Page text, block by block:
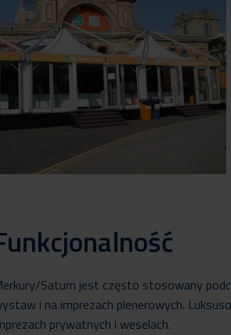
Saturn jest często stosowany
i na imprezach plenerowych.
prywatnych i weselach.